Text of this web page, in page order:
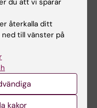
Gustafsson,
online 28
joim.20039.
Hormoner
återkalla ditt
till vänster på
kakor